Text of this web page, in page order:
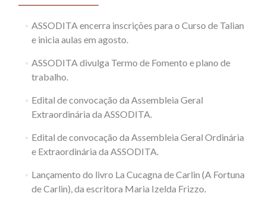
ASSODITA encerra inscrições para o Curso de Talian
e inicia aulas em agosto.
ASSODITA divulga Termo de Fomento e plano de
trabalho.
Edital de convocação da Assembleia Geral
Extraordinária da ASSODITA.
Edital de convocação da Assembleia Geral Ordinária
e Extraordinária da ASSODITA.
Lançamento do livro La Cucagna de Carlin (A Fortuna
de Carlin), da escritora Maria Izelda Frizzo.